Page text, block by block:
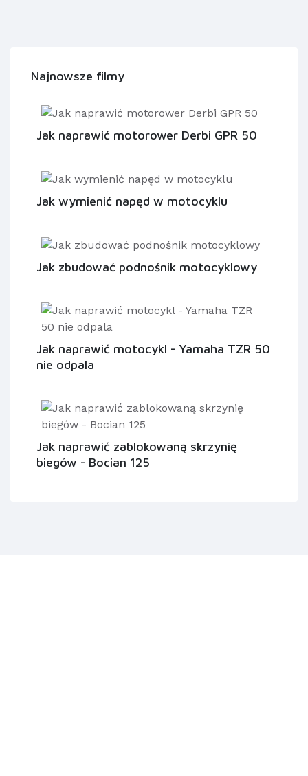
Najnowsze filmy
Jak naprawić motorower Derbi GPR 50
Jak wymienić napęd w motocyklu
Jak zbudować podnośnik motocyklowy
Jak naprawić motocykl - Yamaha TZR 50
nie odpala
Jak naprawić zablokowaną skrzynię
biegów - Bocian 125